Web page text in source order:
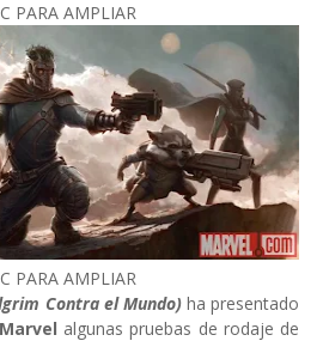
PARA AMPLIAR
PARA AMPLIAR
Contra el Mundo) ha presentado
Marvel algunas pruebas de rodaje de